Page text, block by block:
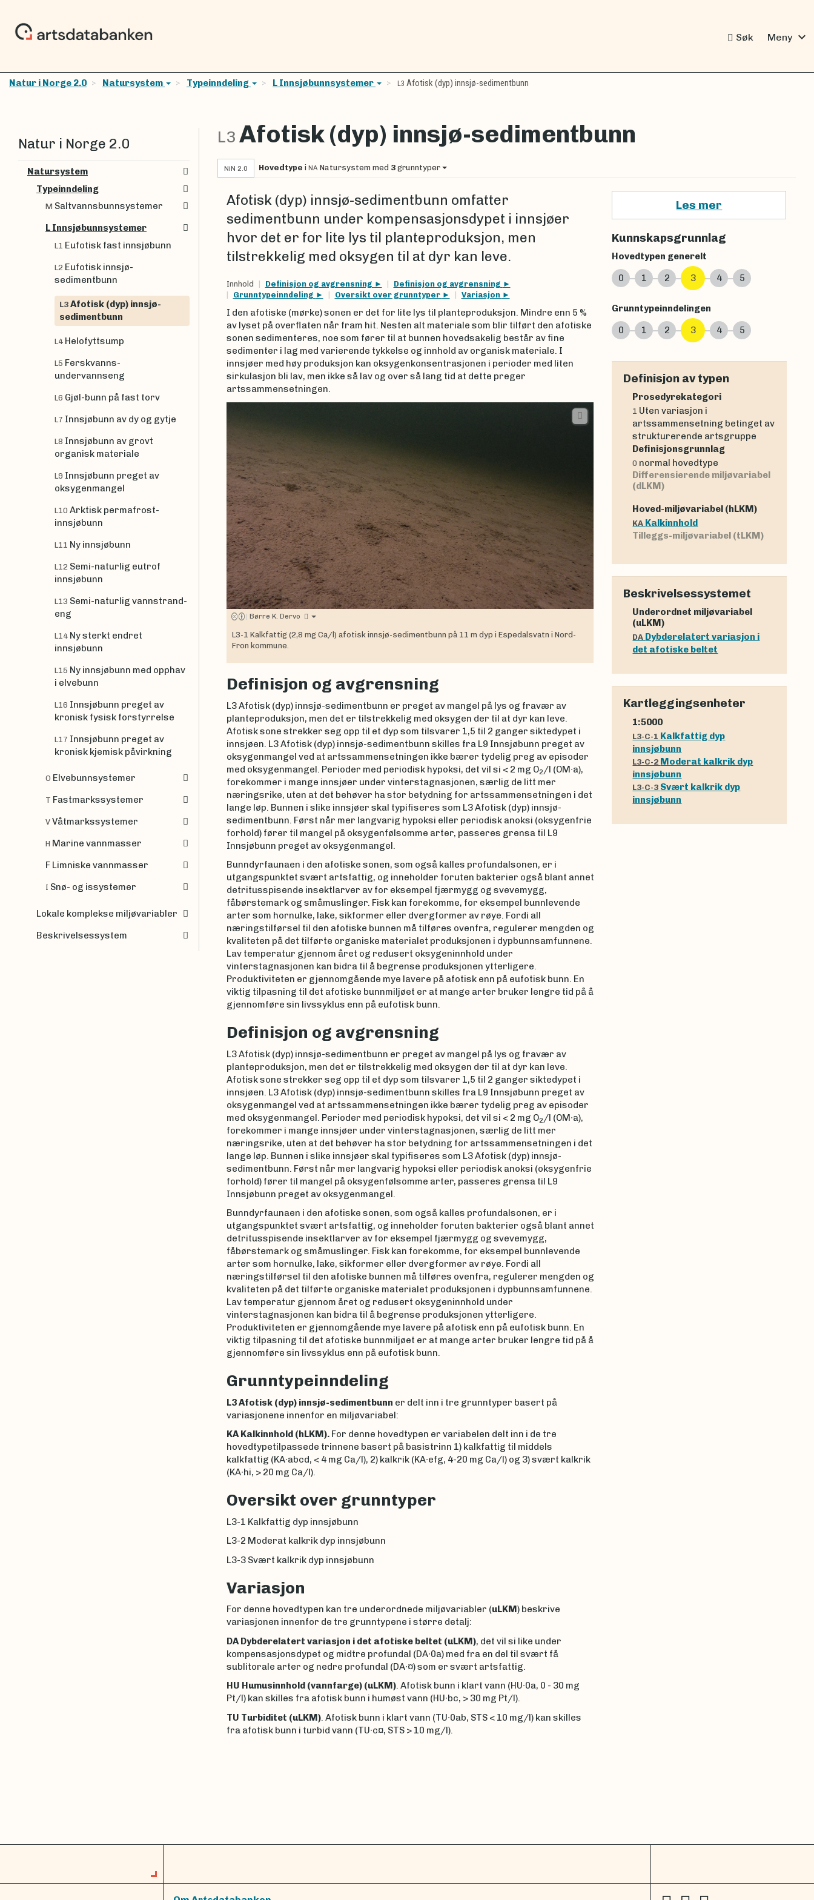
Søk Meny expand_more
Natur i Norge 2.0 Natursystem Typeinndeling L Innsjøbunnsystemer L3 Afotisk (dyp) innsjø-sedimentbunn
L3 Afotisk (dyp) innsjø-sedimentbunn
NiN 2.0 Hovedtype i NA Natursystem med 3 grunntyper
Afotisk (dyp) innsjø-sedimentbunn omfatter
sedimentbunn under kompensasjonsdypet i innsjøer
hvor det er for lite lys til planteproduksjon, men
tilstrekkelig med oksygen til at dyr kan leve.
Innhold Definisjon og avgrensning
Definisjon og avgrensning
Grunntypeinndeling
Oversikt over grunntyper Variasjon
I den afotiske (mørke) sonen er det for lite lys til planteproduksjon. Mindre enn 5 %
av lyset på overflaten når fram hit. Nesten alt materiale som blir tilført den afotiske
sonen sedimenteres, noe som fører til at bunnen hovedsakelig består av fine
sedimenter i lag med varierende tykkelse og innhold av organisk materiale. I
innsjøer med høy produksjon kan oksygenkonsentrasjonen i perioder med liten
sirkulasjon bli lav, men ikke så lav og over så lang tid at dette preger
artssammensetningen.
| Børre K. Dervo
L3-1 Kalkfattig (2,8 mg Ca/l) afotisk innsjø-sedimentbunn på 11 m dyp i Espedalsvatn i Nord-
Fron kommune.
Definisjon og avgrensning
L3 Afotisk (dyp) innsjø-sedimentbunn er preget av mangel på lys og fravær av
planteproduksjon, men det er tilstrekkelig med oksygen der til at dyr kan leve.
Afotisk sone strekker seg opp til et dyp som tilsvarer 1,5 til 2 ganger siktedypet i
innsjøen. L3 Afotisk (dyp) innsjø-sedimentbunn skilles fra L9 Innsjøbunn preget av
oksygenmangel ved at artssammensetningen ikke bærer tydelig preg av episoder
med oksygenmangel. Perioder med periodisk hypoksi, det vil si < 2 mg O2 /l (OM∙a),
forekommer i mange innsjøer under vinterstagnasjonen, særlig de litt mer
næringsrike, uten at det behøver ha stor betydning for artssammensetningen i det
lange løp. Bunnen i slike innsjøer skal typifiseres som L3 Afotisk (dyp) innsjø-
sedimentbunn. Først når mer langvarig hypoksi eller periodisk anoksi (oksygenfrie
forhold) fører til mangel på oksygenfølsomme arter, passeres grensa til L9
Innsjøbunn preget av oksygenmangel.
Bunndyrfaunaen i den afotiske sonen, som også kalles profundalsonen, er i
utgangspunktet svært artsfattig, og inneholder foruten bakterier også blant annet
detritusspisende insektlarver av for eksempel fjærmygg og svevemygg,
fåbørstemark og småmuslinger. Fisk kan forekomme, for eksempel bunnlevende
arter som hornulke, lake, sikformer eller dvergformer av røye. Fordi all
næringstilførsel til den afotiske bunnen må tilføres ovenfra, regulerer mengden og
kvaliteten på det tilførte organiske materialet produksjonen i dypbunnsamfunnene.
Lav temperatur gjennom året og redusert oksygeninnhold under
vinterstagnasjonen kan bidra til å begrense produksjonen ytterligere.
Produktiviteten er gjennomgående mye lavere på afotisk enn på eufotisk bunn. En
viktig tilpasning til det afotiske bunnmiljøet er at mange arter bruker lengre tid på å
gjennomføre sin livssyklus enn på eufotisk bunn.
Definisjon og avgrensning
L3 Afotisk (dyp) innsjø-sedimentbunn er preget av mangel på lys og fravær av
planteproduksjon, men det er tilstrekkelig med oksygen der til at dyr kan leve.
Afotisk sone strekker seg opp til et dyp som tilsvarer 1,5 til 2 ganger siktedypet i
innsjøen. L3 Afotisk (dyp) innsjø-sedimentbunn skilles fra L9 Innsjøbunn preget av
oksygenmangel ved at artssammensetningen ikke bærer tydelig preg av episoder
med oksygenmangel. Perioder med periodisk hypoksi, det vil si < 2 mg O2 /l (OM∙a),
forekommer i mange innsjøer under vinterstagnasjonen, særlig de litt mer
næringsrike, uten at det behøver ha stor betydning for artssammensetningen i det
lange løp. Bunnen i slike innsjøer skal typifiseres som L3 Afotisk (dyp) innsjø-
sedimentbunn. Først når mer langvarig hypoksi eller periodisk anoksi (oksygenfrie
forhold) fører til mangel på oksygenfølsomme arter, passeres grensa til L9
Innsjøbunn preget av oksygenmangel.
Bunndyrfaunaen i den afotiske sonen, som også kalles profundalsonen, er i
utgangspunktet svært artsfattig, og inneholder foruten bakterier også blant annet
detritusspisende insektlarver av for eksempel fjærmygg og svevemygg,
fåbørstemark og småmuslinger. Fisk kan forekomme, for eksempel bunnlevende
arter som hornulke, lake, sikformer eller dvergformer av røye. Fordi all
næringstilførsel til den afotiske bunnen må tilføres ovenfra, regulerer mengden og
kvaliteten på det tilførte organiske materialet produksjonen i dypbunnsamfunnene.
Lav temperatur gjennom året og redusert oksygeninnhold under
vinterstagnasjonen kan bidra til å begrense produksjonen ytterligere.
Produktiviteten er gjennomgående mye lavere på afotisk enn på eufotisk bunn. En
viktig tilpasning til det afotiske bunnmiljøet er at mange arter bruker lengre tid på å
gjennomføre sin livssyklus enn på eufotisk bunn.
Grunntypeinndeling
L3 Afotisk (dyp) innsjø-sedimentbunn er delt inn i tre grunntyper basert på
variasjonene innenfor en miljøvariabel:
KA Kalkinnhold (hLKM).For denne hovedtypen er variabelen delt inn i de tre
hovedtypetilpassede trinnene basert på basistrinn 1) kalkfattig til middels
kalkfattig (KA∙abcd, < 4 mg Ca/l), 2) kalkrik (KA∙efg, 4-20 mg Ca/l) og 3) svært kalkrik
(KA∙hi, > 20 mg Ca/l).
Oversikt over grunntyper
L3-1 Kalkfattig dyp innsjøbunn
L3-2 Moderat kalkrik dyp innsjøbunn
L3-3 Svært kalkrik dyp innsjøbunn
Variasjon
For denne hovedtypen kan tre underordnede miljøvariabler (uLKM ) beskrive
variasjonen innenfor de tre grunntypene i større detalj:
DA Dybderelatert variasjon i det afotiske beltet (uLKM), det vil si like under
kompensasjonsdypet og midtre profundal (DA∙0a) med fra en del til svært få
sublitorale arter og nedre profundal (DA∙¤) som er svært artsfattig.
HU Humusinnhold (vannfarge) (uLKM). Afotisk bunn i klart vann (HU∙0a, 0 - 30 mg
Pt/l) kan skilles fra afotisk bunn i humøst vann (HU∙bc, > 30 mg Pt/l).
TU Turbiditet (uLKM). Afotisk bunn i klart vann (TU∙0ab, STS < 10 mg/l) kan skilles
fra afotisk bunn i turbid vann (TU∙c¤, STS > 10 mg/l).
Les mer
Kunnskapsgrunnlag
Hovedtypen generelt
0
1 2 3 4 5
Grunntypeinndelingen
0
1 2 3 4 5
Definisjon av typen
Prosedyrekategori
1 Uten variasjon i
artssammensetning betinget av
strukturerende artsgruppe
Definisjonsgrunnlag
0 normal hovedtype
Differensierende miljøvariabel
(dLKM)
Hoved-miljøvariabel (hLKM)
KA Kalkinnhold
Tilleggs-miljøvariabel (tLKM)
Beskrivelsessystemet
Underordnet miljøvariabel
(uLKM)
DA Dybderelatert variasjon i
det afotiske beltet
Kartleggingsenheter
1:5000
L3-C-1 Kalkfattig dyp
innsjøbunn
L3-C-2 Moderat kalkrik dyp
innsjøbunn
L3-C-3 Svært kalkrik dyp
innsjøbunn
Natur i Norge 2.0
Natursystem
Typeinndeling
M Saltvannsbunnsystemer
L Innsjøbunnsystemer
L1 Eufotisk fast innsjøbunn
L2 Eufotisk innsjø-
sedimentbunn
L3 Afotisk (dyp) innsjø-
sedimentbunn
L4 Helofyttsump
L5 Ferskvanns-
undervannseng
L6 Gjøl-bunn på fast torv
L7 Innsjøbunn av dy og gytje
L8 Innsjøbunn av grovt
organisk materiale
L9 Innsjøbunn preget av
oksygenmangel
L10 Arktisk permafrost-
innsjøbunn
L11 Ny innsjøbunn
L12 Semi-naturlig eutrof
innsjøbunn
L13 Semi-naturlig vannstrand-
eng
L14 Ny sterkt endret
innsjøbunn
L15 Ny innsjøbunn med opphav
i elvebunn
L16 Innsjøbunn preget av
kronisk fysisk forstyrrelse
L17 Innsjøbunn preget av
kronisk kjemisk påvirkning
O Elvebunnsystemer
T Fastmarkssystemer
V Våtmarkssystemer
H Marine vannmasser
F Limniske vannmasser
I Snø- og issystemer
Lokale komplekse miljøvariabler
Beskrivelsessystem